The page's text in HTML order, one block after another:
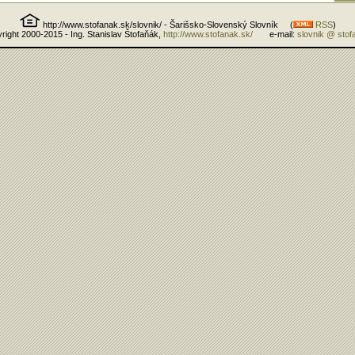
http://www.stofanak.sk/slovnik/ - Šarišsko-Slovenský Slovník ( RSS)
2000-2015 - Ing. Stanislav Štofaňák,
http://www.stofanak.sk/e-mail: slovnik @